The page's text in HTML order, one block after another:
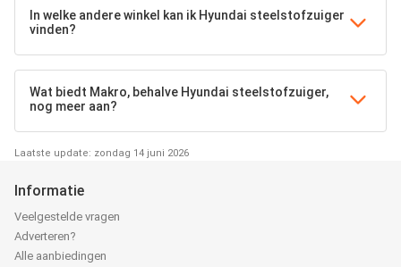
In welke andere winkel kan ik Hyundai steelstofzuiger
vinden?
Wat biedt Makro, behalve Hyundai steelstofzuiger,
nog meer aan?
Laatste update: zondag 14 juni 2026
Informatie
Veelgestelde vragen
Adverteren?
Alle aanbiedingen